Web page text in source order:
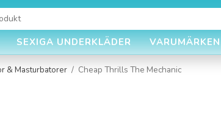
SEXIGA UNDERKLÄDER VARUMÄRKEN
& Masturbatorer / Cheap Thrills The Mechanic